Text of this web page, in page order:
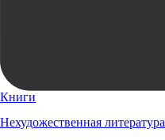
Книги
Нехудожественная литература